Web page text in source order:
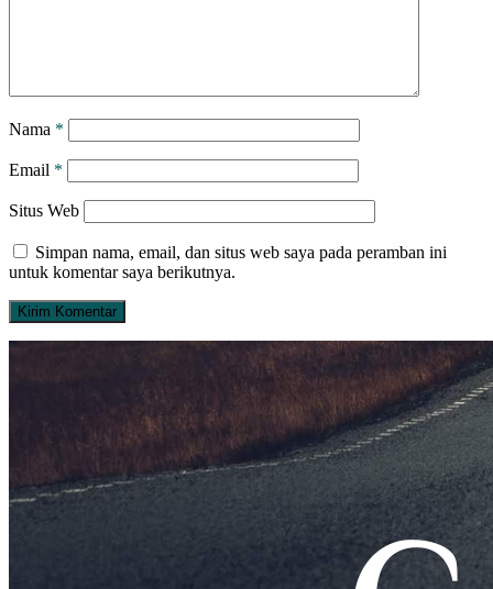
Nama *
Email *
Situs Web
Simpan nama, email, dan situs web saya pada peramban ini
untuk komentar saya berikutnya.